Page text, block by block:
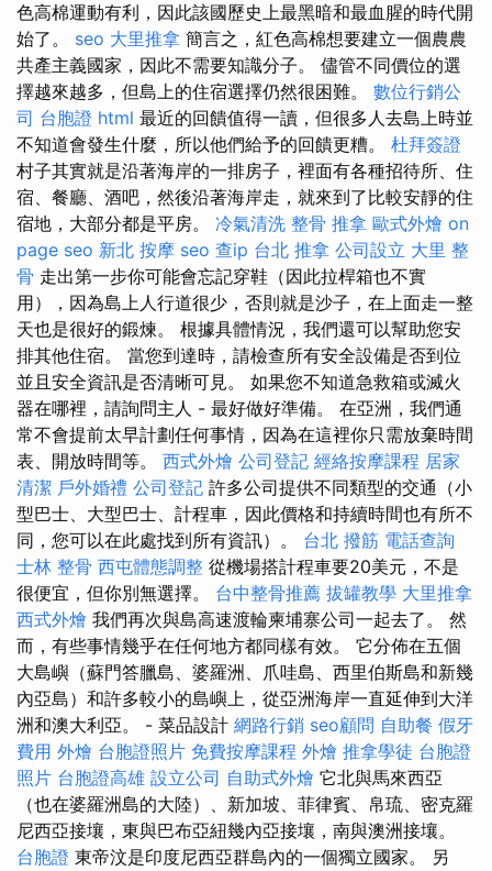
色高棉運動有利，因此該國歷史上最黑暗和最血腥的時代開
始了。 seo 大里推拿 簡言之，紅色高棉想要建立一個農農
共產主義國家，因此不需要知識分子。 儘管不同價位的選
擇越來越多，但島上的住宿選擇仍然很困難。 數位行銷公
司 台胞證 html 最近的回饋值得一讀，但很多人去島上時並
不知道會發生什麼，所以他們給予的回饋更糟。 杜拜簽證
村子其實就是沿著海岸的一排房子，裡面有各種招待所、住
宿、餐廳、酒吧，然後沿著海岸走，就來到了比較安靜的住
宿地，大部分都是平房。 冷氣清洗 整骨 推拿 歐式外燴 on
page seo 新北 按摩 seo 查ip 台北 推拿 公司設立 大里 整
骨 走出第一步你可能會忘記穿鞋（因此拉桿箱也不實
用），因為島上人行道很少，否則就是沙子，在上面走一整
天也是很好的鍛煉。 根據具體情況，我們還可以幫助您安
排其他住宿。 當您到達時，請檢查所有安全設備是否到位
並且安全資訊是否清晰可見。 如果您不知道急救箱或滅火
器在哪裡，請詢問主人 - 最好做好準備。 在亞洲，我們通
常不會提前太早計劃任何事情，因為在這裡你只需放棄時間
表、開放時間等。 西式外燴 公司登記 經絡按摩課程 居家
清潔 戶外婚禮 公司登記 許多公司提供不同類型的交通（小
型巴士、大型巴士、計程車，因此價格和持續時間也有所不
同，您可以在此處找到所有資訊）。 台北 撥筋 電話查詢
士林 整骨 西屯體態調整 從機場搭計程車要20美元，不是
很便宜，但你別無選擇。 台中整骨推薦 拔罐教學 大里推拿
西式外燴 我們再次與島高速渡輪柬埔寨公司一起去了。 然
而，有些事情幾乎在任何地方都同樣有效。 它分佈在五個
大島嶼（蘇門答臘島、婆羅洲、爪哇島、西里伯斯島和新幾
內亞島）和許多較小的島嶼上，從亞洲海岸一直延伸到大洋
洲和澳大利亞。 - 菜品設計 網路行銷 seo顧問 自助餐 假牙
費用 外燴 台胞證照片 免費按摩課程 外燴 推拿學徒 台胞證
照片 台胞證高雄 設立公司 自助式外燴 它北與馬來西亞
（也在婆羅洲島的大陸）、新加坡、菲律賓、帛琉、密克羅
尼西亞接壤，東與巴布亞紐幾內亞接壤，南與澳洲接壤。
台胞證 東帝汶是印度尼西亞群島內的一個獨立國家。 另